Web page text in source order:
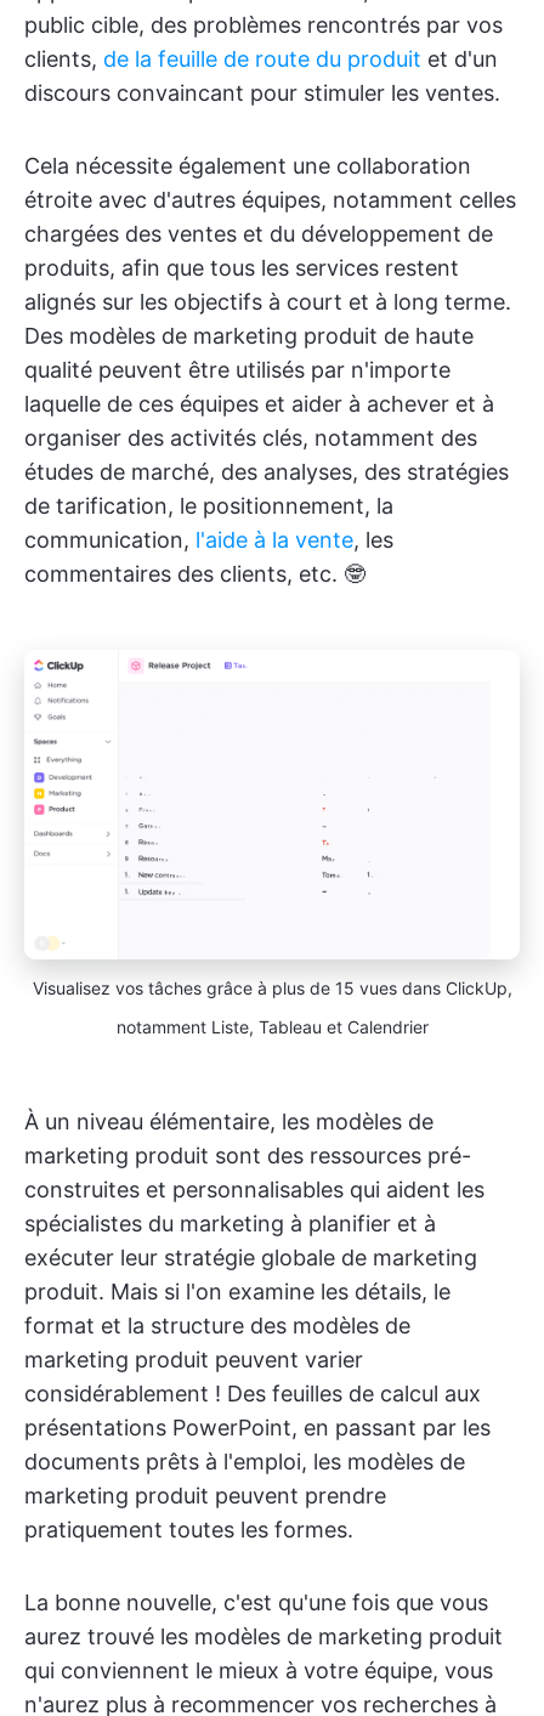
public cible, des problèmes rencontrés par vos
clients, de la feuille de route du produit et d'un
discours convaincant pour stimuler les ventes.
Cela nécessite également une collaboration
étroite avec d'autres équipes, notamment celles
chargées des ventes et du développement de
produits, afin que tous les services restent
alignés sur les objectifs à court et à long terme.
Des modèles de marketing produit de haute
qualité peuvent être utilisés par n'importe
laquelle de ces équipes et aider à achever et à
organiser des activités clés, notamment des
études de marché, des analyses, des stratégies
de tarification, le positionnement, la
communication, l'aide à la vente, les
commentaires des clients, etc. 🤓
Visualisez vos tâches grâce à plus de 15 vues dans ClickUp,
notamment Liste, Tableau et Calendrier
À un niveau élémentaire, les modèles de
marketing produit sont des ressources pré-
construites et personnalisables qui aident les
spécialistes du marketing à planifier et à
exécuter leur stratégie globale de marketing
produit. Mais si l'on examine les détails, le
format et la structure des modèles de
marketing produit peuvent varier
considérablement ! Des feuilles de calcul aux
présentations PowerPoint, en passant par les
documents prêts à l'emploi, les modèles de
marketing produit peuvent prendre
pratiquement toutes les formes.
La bonne nouvelle, c'est qu'une fois que vous
aurez trouvé les modèles de marketing produit
qui conviennent le mieux à votre équipe, vous
n'aurez plus à recommencer vos recherches à